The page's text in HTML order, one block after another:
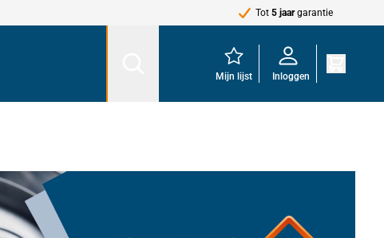
Tot 5 jaargarantie
Mijn lijst Inloggen